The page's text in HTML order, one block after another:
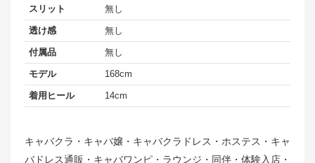
スリット 無し
透け感 無し
付属品 無し
モデル 168cm
着用ヒール 14cm
キャバクラ・キャバ嬢・キャバクラドレス・ホステス・キャ
バドレス通販・キャバワンピ・ラウンジ・同伴・体験入店・